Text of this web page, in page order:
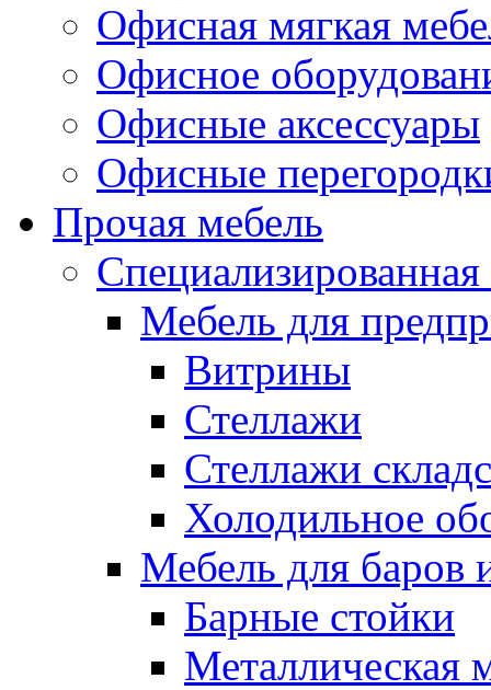
Офисная мягкая
Офисное
Офисные аксессуары
Офисные
Прочая мебель
Специализированная
Мебель для
Витрины
Стеллажи
Стеллажи
Холодильное
Мебель для баров
Барные стойки
Металлическая